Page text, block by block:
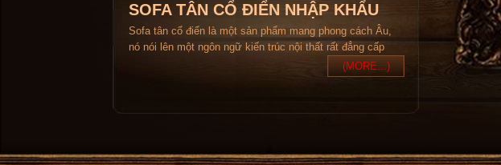
SOFA TÂN CỔ ĐIỂN NHẬP KHẨU
Sofa tân cổ điển là một sản phẩm mang phong cách Âu,
nó nói lên một ngôn ngữ kiến trúc nội thất rất đẳng cấp
(MORE...)